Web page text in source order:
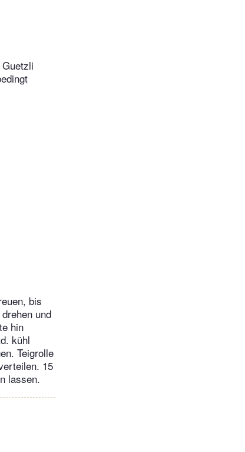
bis
und
hin
kühl
Teigrolle
15
lassen.